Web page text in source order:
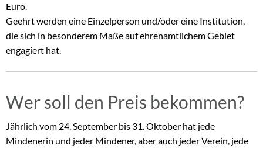
Euro.
Geehrt werden eine Einzelperson und/oder eine Institution,
die sich in besonderem Maße auf ehrenamtlichem Gebiet
engagiert hat.
Wer soll den Preis bekommen?
Jährlich vom 24. September bis 31. Oktober hat jede
Mindenerin und jeder Mindener, aber auch jeder Verein, jede